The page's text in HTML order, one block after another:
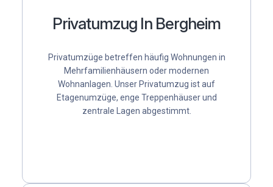
Privatumzug In Bergheim
Privatumzüge betreffen häufig Wohnungen in
Mehrfamilienhäusern oder modernen
Wohnanlagen. Unser Privatumzug ist auf
Etagenumzüge, enge Treppenhäuser und
zentrale Lagen abgestimmt.